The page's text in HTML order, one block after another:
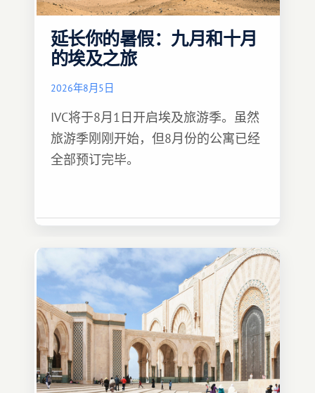
延长你的暑假：九月和十月
的埃及之旅
2026年8月5日
IVC将于8月1日开启埃及旅游季。虽然
旅游季刚刚开始，但8月份的公寓已经
全部预订完毕。